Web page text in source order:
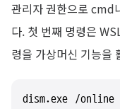
관리자 권한으로
다. 첫 번째 명령은
령을 가상머신 기능을
dism.exe /online